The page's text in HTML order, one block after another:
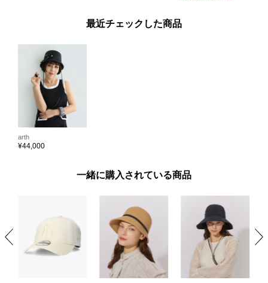
最近チェックした商品
arth
¥44,000
一緒に購入されている商品